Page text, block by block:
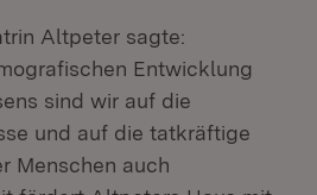
Altpeter sagte:
Entwicklung
sind wir auf die
und auf die tatkräftige
Menschen auch